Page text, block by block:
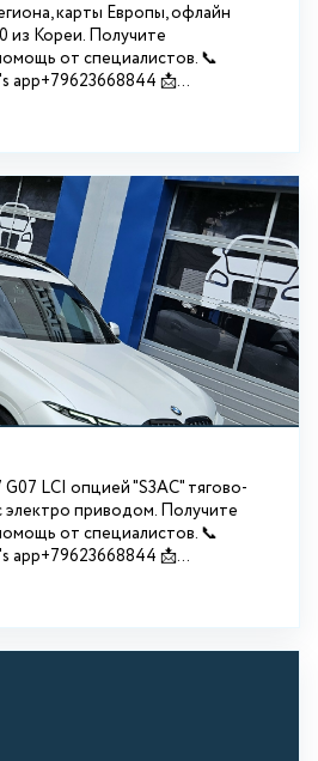
карты Европы, офлайн
из Кореи. Получите
от специалистов. 📞
app+79623668844 📩...
LCI опцией "S3АС" тягово-
приводом. Получите
от специалистов. 📞
app+79623668844 📩...